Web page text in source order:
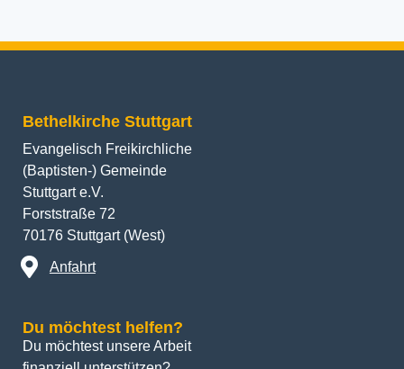
Bethelkirche Stuttgart
Evangelisch Freikirchliche
(Baptisten-) Gemeinde
Stuttgart e.V.
Forststraße 72
70176 Stuttgart (West)
Anfahrt
Du möchtest helfen?
Du möchtest unsere Arbeit